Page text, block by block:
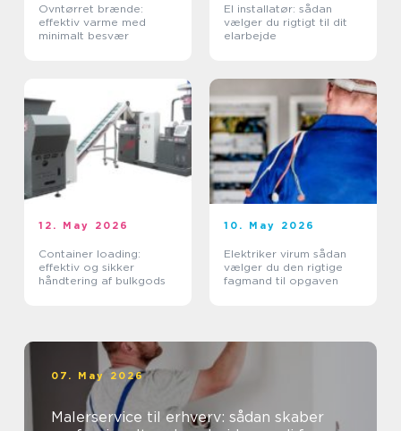
Ovntørret brænde:
effektiv varme med
minimalt besvær
El installatør: sådan
vælger du rigtigt til dit
elarbejde
12. May 2026
Container loading:
effektiv og sikker
håndtering af bulkgods
10. May 2026
Elektriker virum sådan
vælger du den rigtige
fagmand til opgaven
07. May 2026
Malerservice til erhverv: sådan skaber